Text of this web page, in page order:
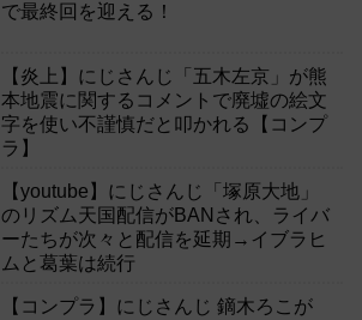
で最終回を迎える！
【炎上】にじさんじ「五木左京」が熊
本地震に関するコメントで廃墟の絵文
字を使い不謹慎だと叩かれる【コンプ
ラ】
【youtube】にじさんじ「塚原大地」
のリズム天国配信がBANされ、ライバ
ーたちが次々と配信を延期→イブラヒ
ムと葛葉は続行
【コンプラ】にじさんじ 鏑木ろこが